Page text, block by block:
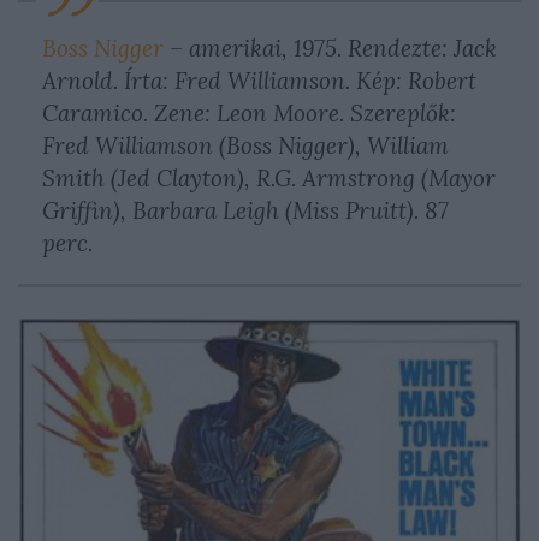
Boss Nigger – amerikai, 1975. Rendezte: Jack
Arnold. Írta: Fred Williamson. Kép: Robert
Caramico. Zene: Leon Moore. Szereplők:
Fred Williamson (Boss Nigger), William
Smith (Jed Clayton), R.G. Armstrong (Mayor
Griffin), Barbara Leigh (Miss Pruitt). 87
perc.